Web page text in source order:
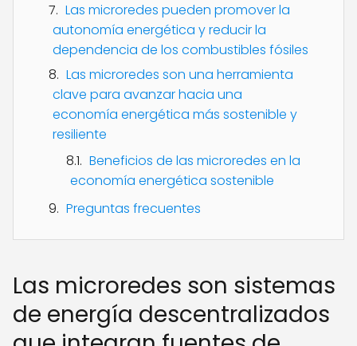
Las microredes pueden promover la
autonomía energética y reducir la
dependencia de los combustibles fósiles
Las microredes son una herramienta
clave para avanzar hacia una
economía energética más sostenible y
resiliente
Beneficios de las microredes en la
economía energética sostenible
Preguntas frecuentes
Las microredes son sistemas
de energía descentralizados